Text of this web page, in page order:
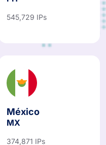
545,729 IPs
México
MX
374,871 IPs